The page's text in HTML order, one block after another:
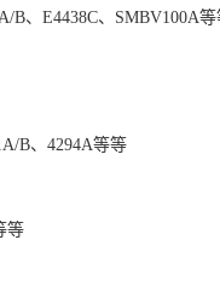
B、E4438C、SMBV100A等
B、4294A等等
等